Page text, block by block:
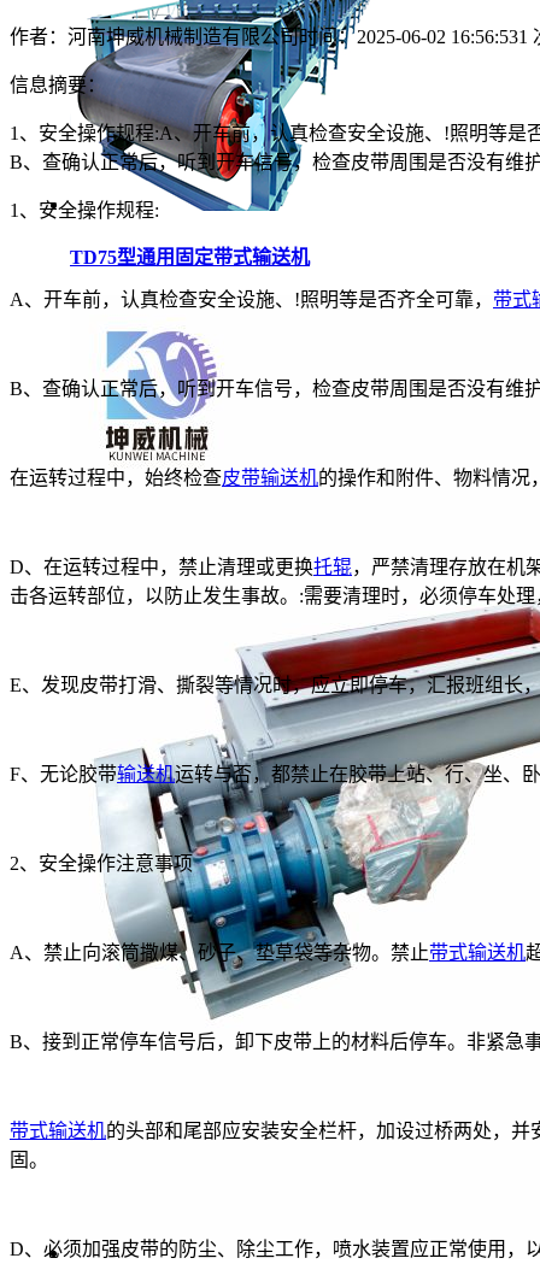
TD75型通用固定带式输送机
作者：河南坤威机械制造有限公司时间：2025-06-02 16:56:531
信息摘要：
1、安全操作规程:A、开车前，认真检查安全设施、!照明等
B、查确认正常后，听到开车信号，检查皮带周围是否没有维
1、安全操作规程:
A、开车前，认真检查安全设施、!照明等是否齐全可靠， 带式
B、查确认正常后，听到开车信号，检查皮带周围是否没有维
在运转过程中，始终检查皮带输送机的操作和附件、物料情况
D、在运转过程中，禁止清理或更换托辊，严禁清理存放在机
击各运转部位，以防止发生事故。:需要清理时，必须停车处
E、发现皮带打滑、撕裂等情况时，应立即停车，汇报班组长
F、无论胶带输送机运转与否，都禁止在胶带上站、行、坐、
2、安全操作注意事项
A、禁止向滚筒撒煤、砂子、垫草袋等杂物。禁止带式输送机
B、接到正常停车信号后，卸下皮带上的材料后停车。非紧急
带式输送机的头部和尾部应安装安全栏杆，加设过桥两处，
固。
D、必须加强皮带的防尘、除尘工作，喷水装置应正常使用，